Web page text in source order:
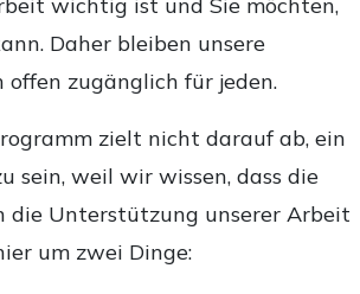
wichtig ist und Sie möchten,
Daher bleiben unsere
offen zugänglich für jeden.
zielt nicht darauf ab, ein
sein, weil wir wissen, dass die
Unterstützung unserer Arbeit
um zwei Dinge: